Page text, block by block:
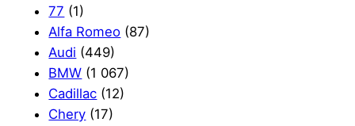
77 (1)
Alfa Romeo (87)
Audi (449)
BMW (1 067)
Cadillac (12)
Chery (17)